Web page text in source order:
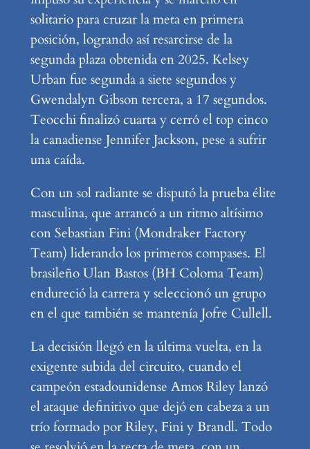
solitario para cruzar la meta en primera
posición, logrando así resarcirse de la
segunda plaza obtenida en 2025. Kelsey
Urban fue segunda a siete segundos y
Gwendalyn Gibson tercera, a 17 segundos.
Teocchi finalizó cuarta y cerró el top cinco
la canadiense Jennifer Jackson, pese a sufrir
una caída.
Con un sol radiante se disputó la prueba élite
masculina, que arrancó a un ritmo altísimo
con Sebastian Fini (Mondraker Factory
Team) liderando los primeros compases. El
brasileño Ulan Bastos (BH Coloma Team)
endureció la carrera y seleccionó un grupo
en el que también se mantenía Jofre Cullell.
La decisión llegó en la última vuelta, en la
exigente subida del circuito, cuando el
campeón estadounidense Amos Riley lanzó
el ataque definitivo que dejó en cabeza a un
trío formado por Riley, Fini y Brandl. Todo